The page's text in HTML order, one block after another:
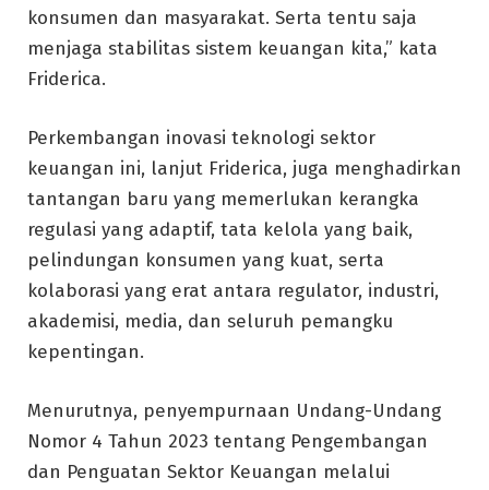
konsumen dan masyarakat. Serta tentu saja
menjaga stabilitas sistem keuangan kita,” kata
Friderica.
Perkembangan inovasi teknologi sektor
keuangan ini, lanjut Friderica, juga menghadirkan
tantangan baru yang memerlukan kerangka
regulasi yang adaptif, tata kelola yang baik,
pelindungan konsumen yang kuat, serta
kolaborasi yang erat antara regulator, industri,
akademisi, media, dan seluruh pemangku
kepentingan.
Menurutnya, penyempurnaan Undang-Undang
Nomor 4 Tahun 2023 tentang Pengembangan
dan Penguatan Sektor Keuangan melalui